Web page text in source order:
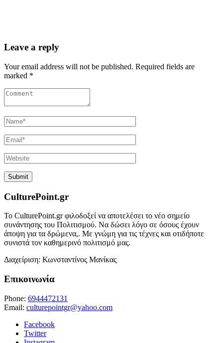
Leave a reply
Your email address will not be published. Required fields are
marked *
CulturePoint.gr
Το CulturePoint.gr φιλοδοξεί να αποτελέσει το νέο σημείο
συνάντησης του Πολιτισμού. Να δώσει λόγο σε όσους έχουν
άποψη για τα δρώμενα,. Με γνώμη για τις τέχνες και οτιδήποτε
συνιστά τον καθημερινό πολιτισμό μας.
Διαχείριση: Κωνσταντίνος Μανίκας
Επικοινωνία
Phone: 6944472131
Email: culturepointgr@yahoo.com
Facebook
Twitter